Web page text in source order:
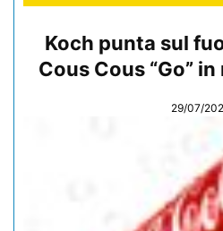
Koch punta sul
Cous Cous “Go”
29/07/